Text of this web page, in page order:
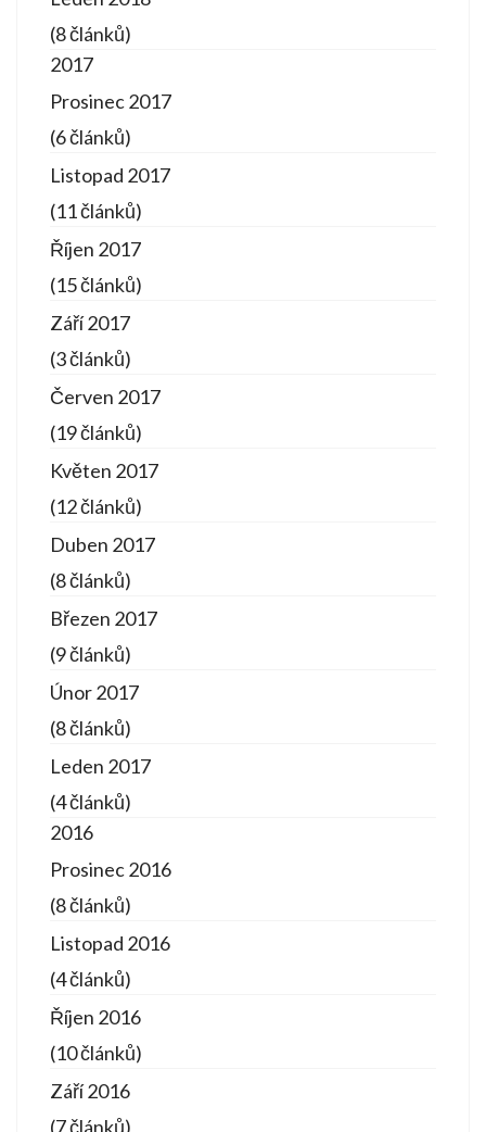
(8 článků)
2017
Prosinec 2017
(6 článků)
Listopad 2017
(11 článků)
Říjen 2017
(15 článků)
Září 2017
(3 článků)
Červen 2017
(19 článků)
Květen 2017
(12 článků)
Duben 2017
(8 článků)
Březen 2017
(9 článků)
Únor 2017
(8 článků)
Leden 2017
(4 článků)
2016
Prosinec 2016
(8 článků)
Listopad 2016
(4 článků)
Říjen 2016
(10 článků)
Září 2016
(7 článků)